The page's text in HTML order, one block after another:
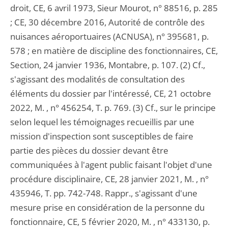
droit, CE, 6 avril 1973, Sieur Mourot, n° 88516, p. 285
; CE, 30 décembre 2016, Autorité de contrôle des
nuisances aéroportuaires (ACNUSA), n° 395681, p.
578 ; en matière de discipline des fonctionnaires, CE,
Section, 24 janvier 1936, Montabre, p. 107. (2) Cf.,
s'agissant des modalités de consultation des
éléments du dossier par l'intéressé, CE, 21 octobre
2022, M. , n° 456254, T. p. 769. (3) Cf., sur le principe
selon lequel les témoignages recueillis par une
mission d'inspection sont susceptibles de faire
partie des pièces du dossier devant être
communiquées à l'agent public faisant l'objet d'une
procédure disciplinaire, CE, 28 janvier 2021, M. , n°
435946, T. pp. 742-748. Rappr., s'agissant d'une
mesure prise en considération de la personne du
fonctionnaire, CE, 5 février 2020, M. , n° 433130, p.